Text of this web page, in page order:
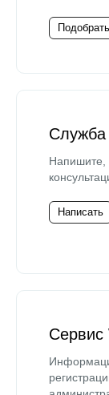
Служба
Напишите,
Написать
Сервис